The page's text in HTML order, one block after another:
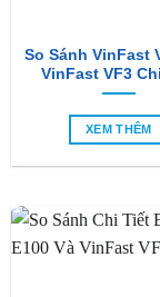
So Sánh VinFast
VinFast VF3
XEM THÊM